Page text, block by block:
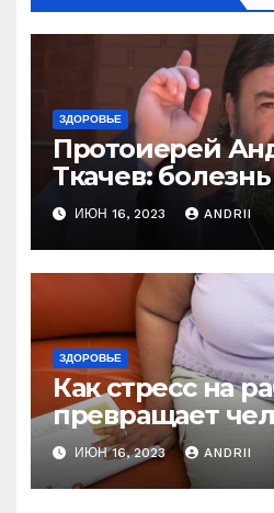
ЗДОРОВЬЕ
Протоиерей
Ткачев:
— это расплата
Вот те раз!
ИЮН 16, 2023 ANDRII
ЗДОРОВЬЕ
Как стресс на
превращает
колобка! Так
ИЮН 16, 2023 ANDRII